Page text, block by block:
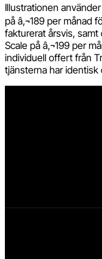
Illustrationen
på â‚¬189 per månad
fakturerat årsvis,
Scale på â‚¬199 per
individuell offert från
tjänsterna har identisk